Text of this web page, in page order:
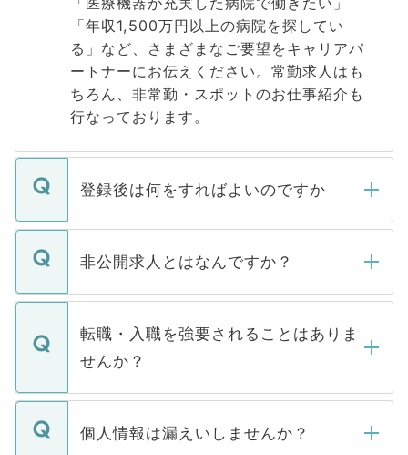
「年収1,500万円以上の病院を探してい
る」など、さまざまなご要望をキャリアパ
ートナーにお伝えください。常勤求人はも
ちろん、非常勤・スポットのお仕事紹介も
行なっております。
登録後は何をすればよいのですか
ご登録いただきましたら、弊社担当者がご
登録内容を確認し、その後メールもしくは
ます。通常、5営業日以内にはご連絡をせて
いただきますので、しばらくお待ちくださ
い。
非公開求人とはなんですか？
マイナビDOCTORで取り扱っている求人の
うち約3割は、Webサイトからご覧いただ
けない「非公開求人」です。非公開求人は
下記の理由によって、一般には公開してい
ません。
■応募殺到を避けるため 人気のある医療機
転職・入職を強要されることはありま
せんか？
転職・入職を強要することは一切ありませ
ん。また、仮に応募先から内定をいただい
個人情報は漏えいしませんか？